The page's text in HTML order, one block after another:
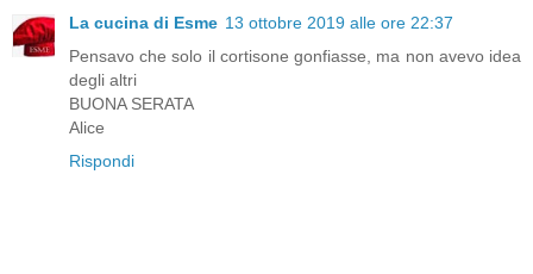
La cucina di Esme 13 ottobre 2019 alle ore 22:37
Pensavo che solo il cortisone gonfiasse, ma non avevo idea
degli altri
BUONA SERATA
Alice
Rispondi